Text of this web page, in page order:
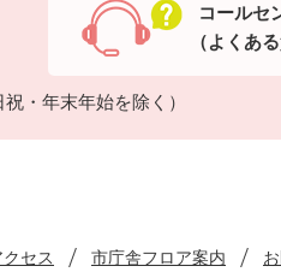
・年末年始を除く）
コールセ
（よくある
セス 市庁舎フロア案内